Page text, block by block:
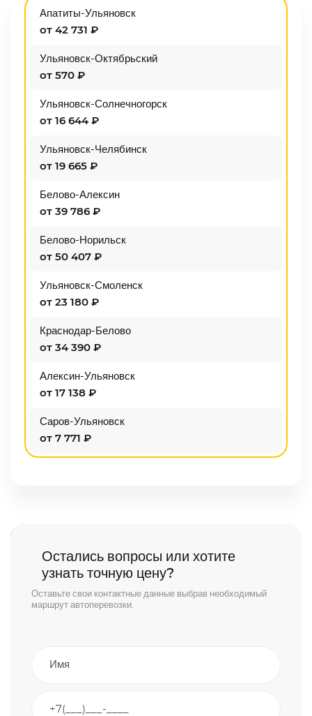
Апатиты-Ульяновск
от 42 731 ₽
Ульяновск-Октябрьский
от 570 ₽
Ульяновск-Солнечногорск
от 16 644 ₽
Ульяновск-Челябинск
от 19 665 ₽
Белово-Алексин
от 39 786 ₽
Белово-Норильск
от 50 407 ₽
Ульяновск-Смоленск
от 23 180 ₽
Краснодар-Белово
от 34 390 ₽
Алексин-Ульяновск
от 17 138 ₽
Саров-Ульяновск
от 7 771 ₽
Остались вопросы или хотите
узнать точную цену?
Оставьте свои контактные данные выбрав необходимый
маршрут автоперевозки.